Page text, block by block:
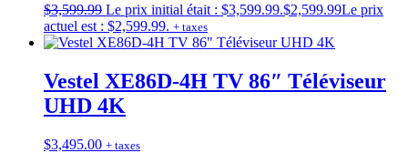
$3,599.99 Le prix initial était : $3,599.99.$2,599.99Le prix
actuel est : $2,599.99. + taxes
Vestel XE86D-4H TV 86″ Téléviseur
UHD 4K
$3,495.00 + taxes